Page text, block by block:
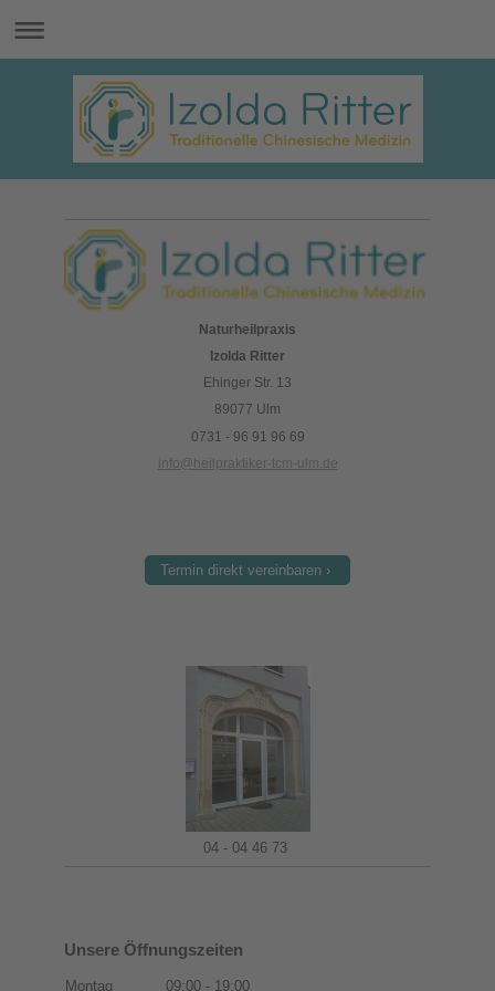
Naturheilpraxis
Izolda Ritter
Ehinger Str. 13
89077 Ulm
0731 - 96 91 96 69
info@heilpraktiker-tcm-ulm.de
Termin direkt vereinbaren
04 - 04 46 73
Unsere Öffnungszeiten
Montag 09:00 - 19:00